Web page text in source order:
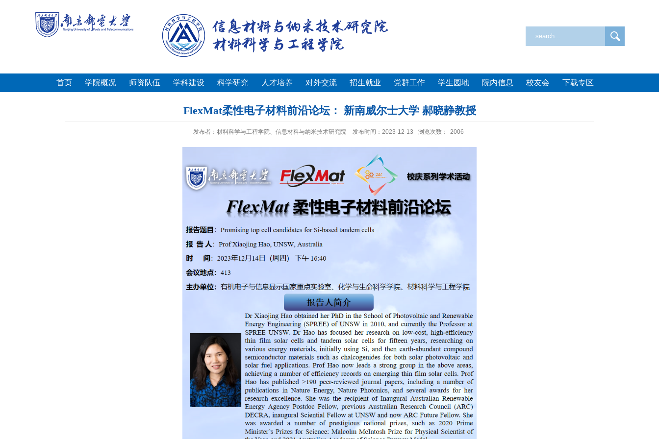
首页 学院概况 师资队伍 学科建设 科学研究 人才培养 对外交流 招生就业 党群工作 学生园地 院内信息 校友会 下载专区
FlexMat柔性电子材料前沿论坛： 新南威尔士大学 郝晓静教授
发布者：材料科学与工程学院、信息材料与纳米技术研究院 发布时间：2023-12-13 浏览次数： 2006